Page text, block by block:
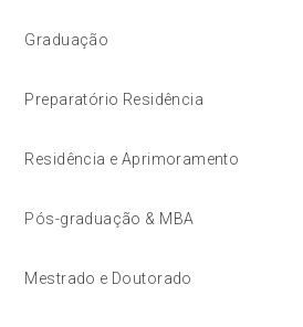
Graduação
Preparatório Residência
Residência e Aprimoramento
Pós-graduação & MBA
Mestrado e Doutorado